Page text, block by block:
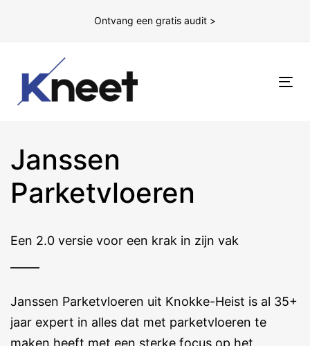
Ontvang een gratis audit >
Janssen
Parketvloeren
Een 2.0 versie voor een krak in zijn vak
Janssen Parketvloeren uit Knokke-Heist is al 35+
jaar expert in alles dat met parketvloeren te
maken heeft met een sterke focus op het